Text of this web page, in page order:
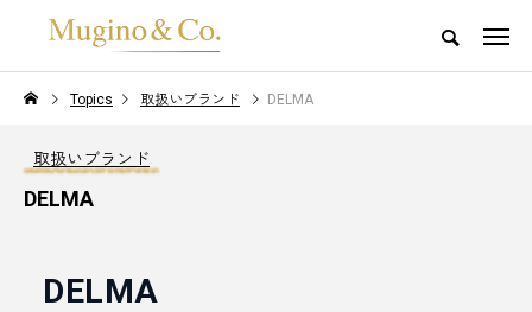
Topics 取扱いブランド DELMA
取扱いブランド
DELMA
DELMA